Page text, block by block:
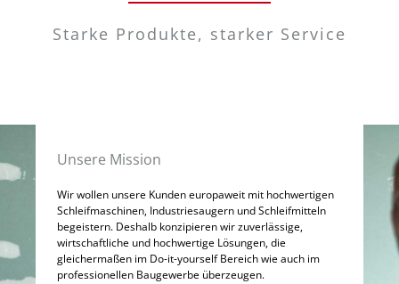
Starke Produkte, starker Service
Unsere Mission
Wir wollen unsere Kunden europaweit mit hochwertigen
Schleifmaschinen, Industriesaugern und Schleifmitteln
begeistern. Deshalb konzipieren wir zuverlässige,
wirtschaftliche und hochwertige Lösungen, die
gleichermaßen im Do-it-yourself Bereich wie auch im
professionellen Baugewerbe überzeugen.